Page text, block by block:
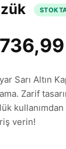
Sarı Altın
Zarif
verin!